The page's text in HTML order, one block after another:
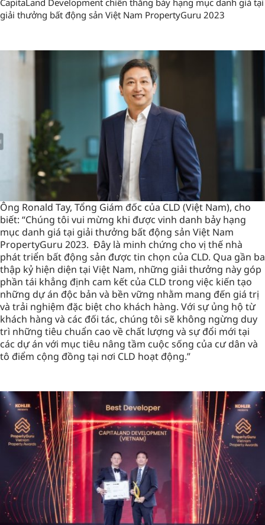
CapitaLand Development chiến thắng bảy hạng mục danh giá tại
giải thưởng bất động sản Việt Nam PropertyGuru 2023
Ông Ronald Tay, Tổng Giám đốc của CLD (Việt Nam), cho
biết: “Chúng tôi vui mừng khi được vinh danh bảy hạng
mục danh giá tại giải thưởng bất động sản Việt Nam
PropertyGuru 2023. Đây là minh chứng cho vị thế nhà
phát triển bất động sản được tin chọn của CLD. Qua gần ba
thập kỷ hiện diện tại Việt Nam, những giải thưởng này góp
phần tái khẳng định cam kết của CLD trong việc kiến tạo
những dự án độc bản và bền vững nhằm mang đến giá trị
và trải nghiệm đặc biệt cho khách hàng. Với sự ủng hộ từ
khách hàng và các đối tác, chúng tôi sẽ không ngừng duy
trì những tiêu chuẩn cao về chất lượng và sự đổi mới tại
các dự án với mục tiêu nâng tầm cuộc sống của cư dân và
tô điểm cộng đồng tại nơi CLD hoạt động.”